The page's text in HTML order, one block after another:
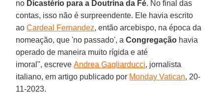
no Dicastério para a Doutrina da Fé. No final das
contas, isso não é surpreendente. Ele havia escrito
aoCardeal Fernandez, então arcebispo, na época da
nomeação, que 'no passado', aCongregação havia
operado de maneira muito rígida e até
imoral", escreve Andrea Gagliarducci, jornalista
italiano, em artigo publicado por Monday Vatican, 20-
11-2023.